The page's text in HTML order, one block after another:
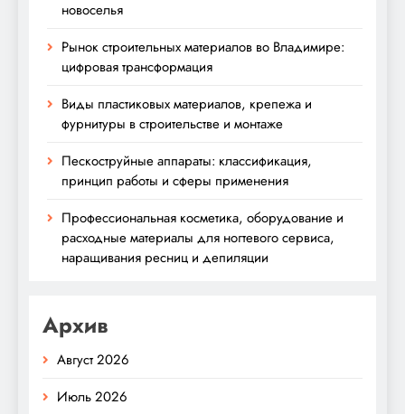
новоселья
Рынок строительных материалов во Владимире:
цифровая трансформация
Виды пластиковых материалов, крепежа и
фурнитуры в строительстве и монтаже
Пескоструйные аппараты: классификация,
принцип работы и сферы применения
Профессиональная косметика, оборудование и
расходные материалы для ногтевого сервиса,
наращивания ресниц и депиляции
Архив
Август 2026
Июль 2026